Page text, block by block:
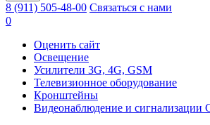
8 (911) 505-48-00 Связаться с нами
0
Оценить сайт
Освещение
Усилители 3G, 4G, GSM
Телевизионное оборудование
Кронштейны
Видеонаблюдение и сигнализации